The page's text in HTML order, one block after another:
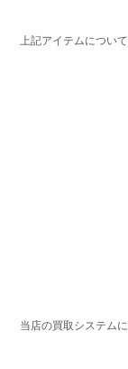
上記アイテムについ
当店の買取システム